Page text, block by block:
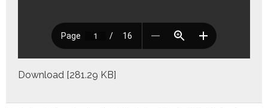
Down­load [281.29 KB]